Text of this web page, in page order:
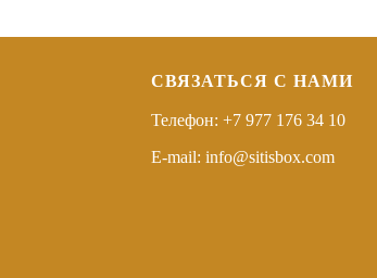
СВЯЗАТЬСЯ С НАМИ
Телефон: +7 977 176 34 10
E-mail: info@sitisbox.com